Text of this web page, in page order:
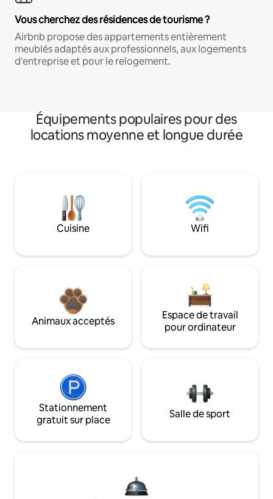
Vous cherchez des résidences de tourisme ?
Airbnb propose des appartements entièrement
meublés adaptés aux professionnels, aux logements
d'entreprise et pour le relogement.
Équipements populaires pour des
locations moyenne et longue durée
Cuisine Wifi
Animaux acceptés
Espace de travail
pour ordinateur
Stationnement
gratuit sur place
Salle de sport